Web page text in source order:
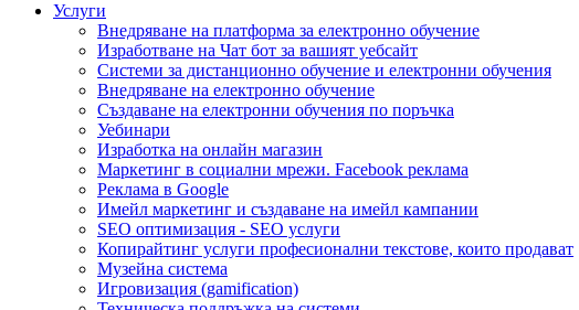
Услуги
Внедряване на платформа за електронно обучение
Изработване на Чат бот за вашият уебсайт
Системи за дистанционно обучение и електронни обучения
Внедряване на електронно обучение
Създаване на електронни обучения по поръчка
Уебинари
Изработка на онлайн магазин
Маркетинг в социални мрежи. Facebook реклама
Реклама в Google
Имейл маркетинг и създаване на имейл кампании
SEO оптимизация - SEO услуги
Копирайтинг услуги професионални текстове, които продават
Музейна система
Игровизация (gamification)